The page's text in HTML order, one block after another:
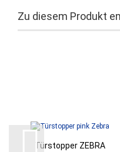
Zu diesem Produkt
Türstopper ZEBRA